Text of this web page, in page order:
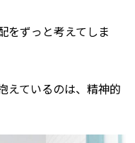
をずっと考えてしま
えているのは、精神的